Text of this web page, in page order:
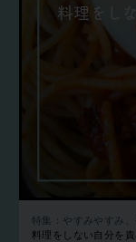
料理をし
特集：やすみやすみ、
料理をしない自分を